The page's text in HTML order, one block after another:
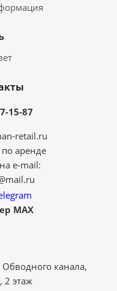
15-87
retail.ru
аренде
e-mail:
MAX
Обводного канала,
2 этаж